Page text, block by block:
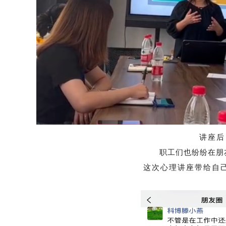
讲座后
职工们也纷纷在
这次心理讲座带给自